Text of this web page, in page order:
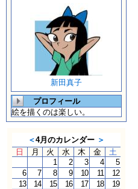
新田真子
プロフィール
絵を描くのは楽しい。
＜4月のカレンダー ＞
日
月 火 水 木 金
土
1
2 3 4
5
6
7 8 9 10 11
12
13
14 15 16 17 18
19